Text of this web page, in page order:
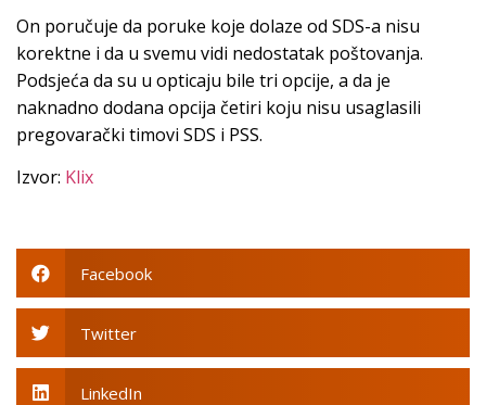
On poručuje da poruke koje dolaze od SDS-a nisu
korektne i da u svemu vidi nedostatak poštovanja.
Podsjeća da su u opticaju bile tri opcije, a da je
naknadno dodana opcija četiri koju nisu usaglasili
pregovarački timovi SDS i PSS.
Izvor: Klix
Facebook
Twitter
LinkedIn